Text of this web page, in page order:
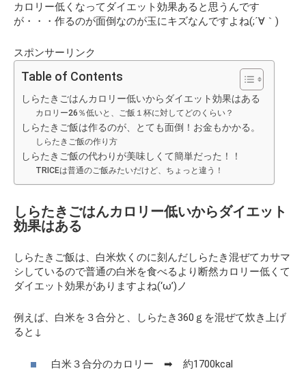
カロリー低くなってダイエット効果あると思うんです
が・・・作るのが面倒なのが玉にキズなんですよね(;´∀｀)
スポンサーリンク
Table of Contents
しらたきごはんカロリー低いからダイエット効果はある
カロリー26％低いと、ご飯１杯に対してどのくらい？
しらたきご飯は作るのが、とても面倒！お金もかかる。
しらたきご飯の作り方
しらたきご飯の代わりが美味しくて簡単だった！！
TRICEは普通のご飯みたいだけど、ちょっと違う！
しらたきごはんカロリー低いからダイエット
効果はある
しらたきご飯は、白米炊くのに刻んだしらたき混ぜてカサマ
シしているので普通の白米を食べるより断然カロリー低くて
ダイエット効果がありますよね(‘ω’)ノ
例えば、白米を３合分と、しらたき360ｇを混ぜて炊き上げ
ると↓
白米３合分のカロリー ➡ 約1700kcal